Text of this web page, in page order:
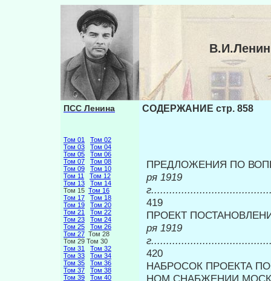
ПСС Ленина
Том 01
Том 02
Том 03
Том 04
Том 05
Том 06
Том 07
Том 08
Том 09
Том 10
Том 11
Том 12
Том 13
Том 14
Том 15 Том 16
Том 17
Том 18
Том 19
Том 20
Том 21
Том 22
Том 23
Том 24
Том 25
Том 26
Том 27 Том 28
Том 29 Том 30
Том 31
Том 32
Том 33
Том 34
Том 35
Том 36
Том 37
Том 38
Том 39
Том 40
СОДЕРЖАНИЕ стр. 858
ПРЕДЛОЖЕНИЯ ПО
ря 1919
419
ПРОЕКТ
ря 1919
420
НАБРОСОК ПРОЕКТА